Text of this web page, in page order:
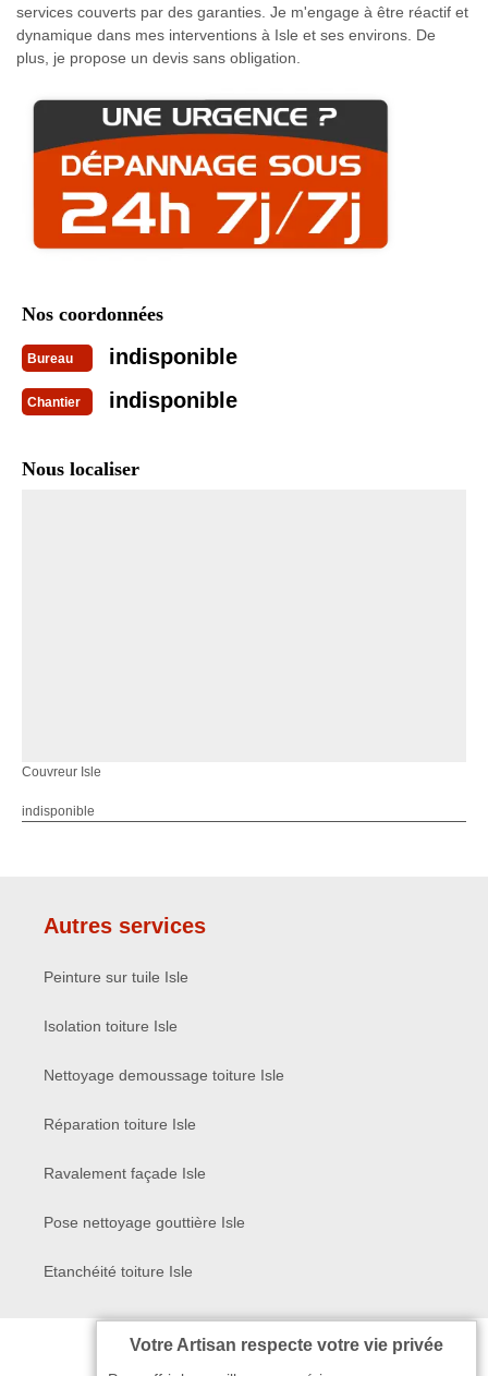
services couverts par des garanties. Je m'engage à être réactif et
dynamique dans mes interventions à Isle et ses environs. De
plus, je propose un devis sans obligation.
Nos coordonnées
Bureau indisponible
Chantier indisponible
Nous localiser
Couvreur Isle
indisponible
Autres services
Peinture sur tuile Isle
Isolation toiture Isle
Nettoyage demoussage toiture Isle
Réparation toiture Isle
Ravalement façade Isle
Pose nettoyage gouttière Isle
Etanchéité toiture Isle
Votre Artisan respecte votre vie privée